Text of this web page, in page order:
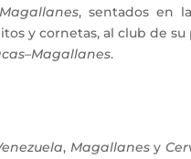
Magallanes, sentados en
y cornetas, al club de
–Magallanes.
, Magallanesy